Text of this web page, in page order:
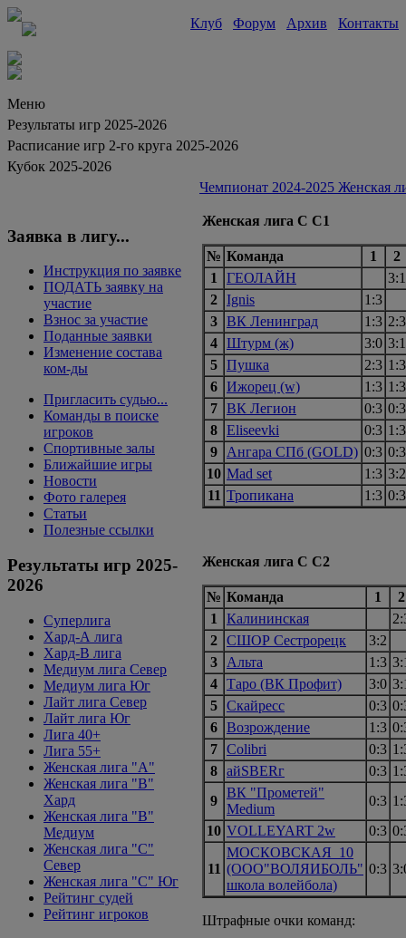
Клуб Форум Архив Контакты
Меню
Результаты игр 2025-2026
Расписание игр 2-го круга 2025-2026
Кубок 2025-2026
Заявка в лигу...
Инструкция по заявке
ПОДАТЬ заявку на
участие
Взнос за участие
Поданные заявки
Изменение состава
ком-ды
Пригласить судью...
Команды в поиске
игроков
Спортивные залы
Ближайшие игры
Новости
Фото галерея
Статьи
Полезные ссылки
Результаты игр 2025-
2026
Суперлига
Хард-А лига
Хард-В лига
Медиум лига Север
Медиум лига Юг
Лайт лига Север
Лайт лига Юг
Лига 40+
Лига 55+
Женская лига "A"
Женская лига "B"
Хард
Женская лига "B"
Медиум
Женская лига "С"
Север
Женская лига "С" Юг
Рейтинг судей
Рейтинг игроков
Чемпионат 2024-2025 Женская
Женская лига С С1
№ Команда 1
2
1
ГЕОЛАЙН
3:1
2 Ignis
1:3
3 ВК Ленинград 1:3 2:3
4 Штурм (ж) 3:0 3:1
5 Пушка 2:3 1:3
6 Ижорец (w) 1:3 1:3
7 ВК Легион 0:3 0:3
8 Eliseevki 0:3 1:3
9
Ангара СПб (GOLD) 0:3 0:3
10 Mad set 1:3 3:2
11 Тропикана 1:3 0:3
Женская лига С С2
№ Команда 1
2
1
Калининская
2 СШОР Сестрорецк
3:2
3
Альта 1:3
4 Таро (ВК Профит) 3:0
5 Скайресс 0:3
6 Возрождение 1:3
7 Colibri 0:3
8 айSBERг 0:3
9
ВК "Прометей"
Medium
0:3
10 VOLLEYART 2w 0:3
11
МОСКОВСКАЯ_10
(ООО"ВОЛЯИБОЛЬ"
школа волейбола)
0:3
Штрафные очки команд: